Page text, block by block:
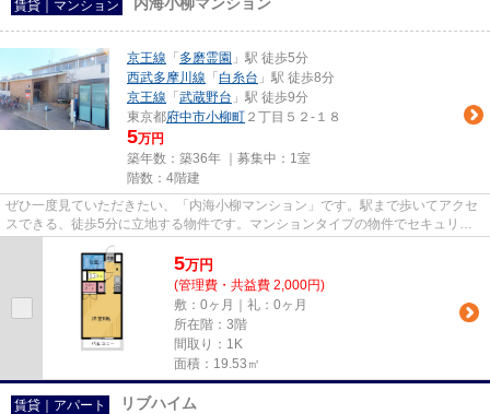
賃貸｜マンション
京王線 「 多磨霊園 」駅 徒歩5分
西武多摩川線 「 白糸台 」駅 徒歩8分
京王線 「 武蔵野台 」駅 徒歩9分
東京都府中市小柳町 ２丁目５２-１８
5万円
築年数：築36年 ｜募集中： 1室
階数：4階建
ぜひ一度見ていただきたい、「内海小柳マンション」です。駅まで歩いてアクセ
スできる、徒歩5分に立地する物件です。マンションタイプの物件でセキュリテ
ィ面も充実しています。周辺に...
5万円
(管理費・共益費 2,000円)
敷：0ヶ月｜礼：0ヶ月
所在階：3階
間取り：1K
面積：19.53㎡
賃貸｜アパート リブハイム